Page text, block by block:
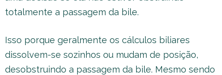
totalmente a passagem da bile.
Isso porque geralmente os cálculos biliares
dissolvem-se sozinhos ou mudam de posição,
desobstruindo a passagem da bile. Mesmo sendo